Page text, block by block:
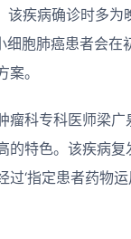
疾病确诊时多
胞肺癌患者会在
。
科专科医师梁
特色。该疾病
‘指定患者药物